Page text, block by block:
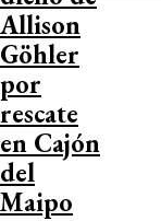
Allison
Göhler
por
rescate
en Cajón
del
Maipo